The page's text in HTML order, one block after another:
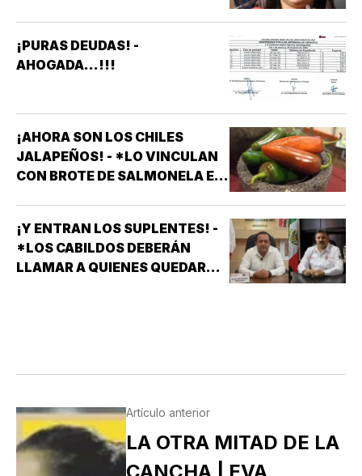
¡PURAS DEUDAS! -
AHOGADA...!!!
¡AHORA SON LOS CHILES
JALAPEÑOS! - *LO VINCULAN
CON BROTE DE SALMONELA EN
¡Y ENTRAN LOS SUPLENTES! -
*LOS CABILDOS DEBERÁN
LLAMAR A QUIENES QUEDARON
Artículo anterior
LA OTRA MITAD DE LA